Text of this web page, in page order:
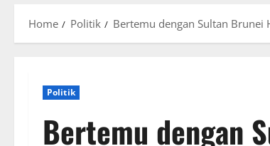
Home Politik Bertemu dengan Sultan Brunei
Politik
Bertemu dengan